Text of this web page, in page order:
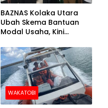
BAZNAS Kolaka Utara
Ubah Skema Bantuan
Modal Usaha, Kini
Barang Senilai Rp419,5
Juta
WAKATOBI